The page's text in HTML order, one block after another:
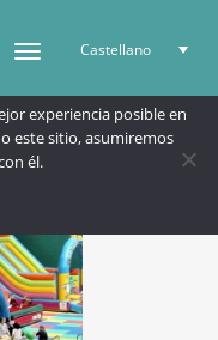
Castellano
experiencia posible en
este sitio, asumiremos
él.